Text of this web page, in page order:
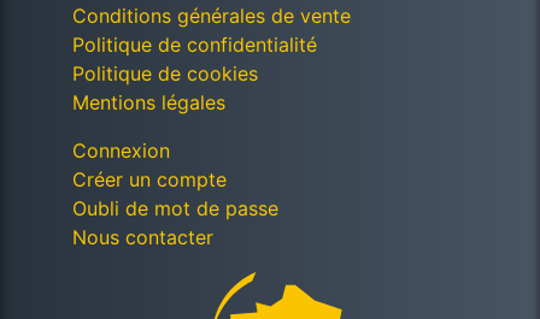
Conditions générales de vente
Politique de confidentialité
Politique de cookies
Mentions légales
Connexion
Créer un compte
Oubli de mot de passe
Nous contacter